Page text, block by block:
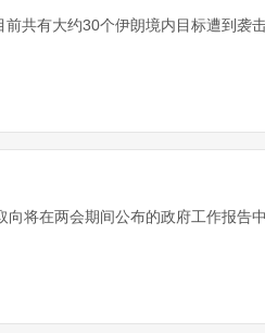
共有大约30个伊朗境内目标遭到袭
将在两会期间公布的政府工作报告中